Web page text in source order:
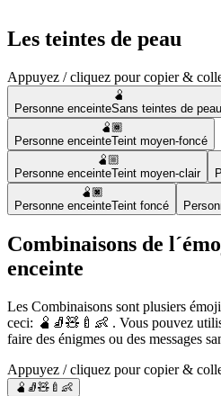
Les teintes de peau
Appuyez / cliquez pour copier &
🫄
Personne enceinteSans teintes de peau
🫄🏾
Personne enceinteTeint moyen-foncé
🫄🏼
Personne enceinteTeint moyen-clair
🫄🏿
Personne enceinteTeint foncé
Combinaisons de
enceinte
Les Combinaisons sont plusiers
ceci: 🫄🧦🧸🍼👶 . Vous pouvez
faire des énigmes ou des messages
Appuyez / cliquez pour copier &
🫄🧦🧸🍼👶